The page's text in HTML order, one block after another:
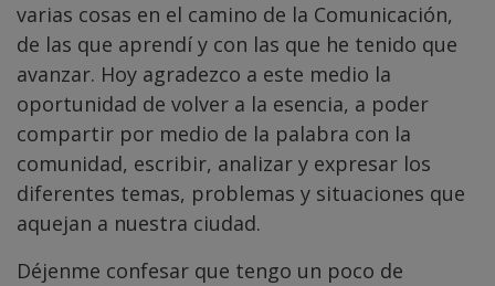
varias cosas en el camino de la Comunicación,
de las que aprendí y con las que he tenido que
avanzar. Hoy agradezco a este medio la
oportunidad de volver a la esencia, a poder
compartir por medio de la palabra con la
comunidad, escribir, analizar y expresar los
diferentes temas, problemas y situaciones que
aquejan a nuestra ciudad.
Déjenme confesar que tengo un poco de